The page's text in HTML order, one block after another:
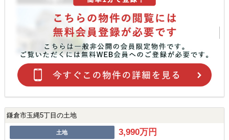
鎌倉市玉縄5丁目の土地
土地 3,990万円